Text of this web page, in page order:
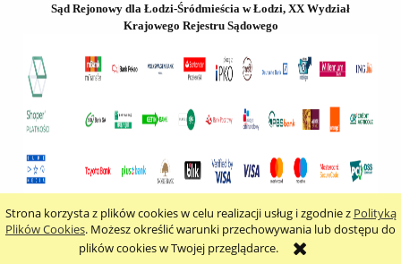
Strona korzysta z plików cookies w celu realizacji usług i zgodnie z Polityką
Plików Cookies. Możesz określić warunki przechowywania lub dostępu do
plików cookies w Twojej przeglądarce.
Sąd Rejonowy dla Łodzi-Śródmieścia w Łodzi, XX Wydział
Krajowego Rejestru Sądowego
pokaż pełną wersję strony
Sklep internetowy Shoper.pl